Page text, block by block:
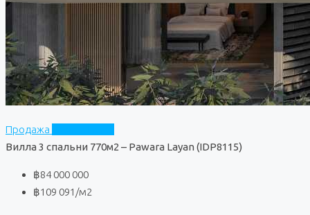
Продажа
Вилла 3 спальни 770м2 – Pawara Layan (IDP8115)
฿84 000 000
฿109 091 /м2